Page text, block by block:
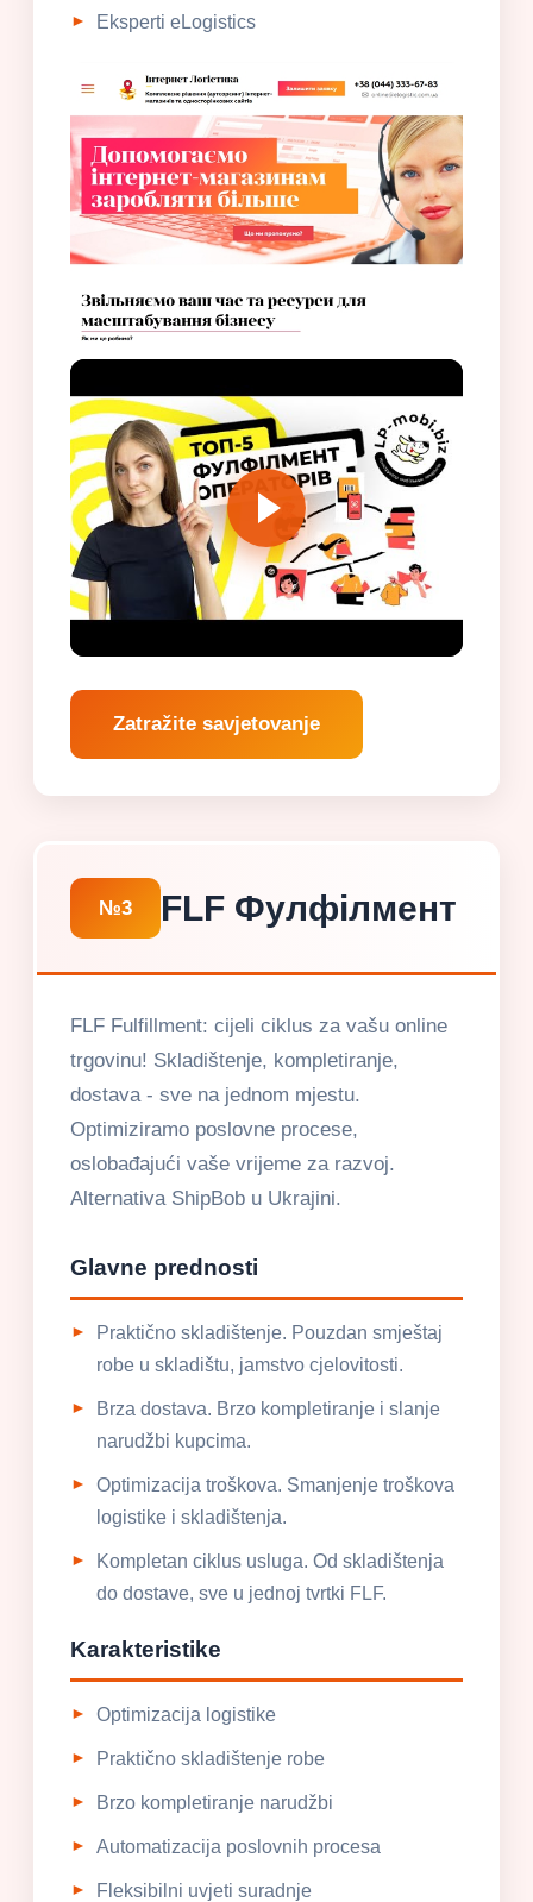
Eksperti eLogistics
Zatražite savjetovanje
№3 FLF Фулфілмент
FLF Fulfillment: cijeli ciklus za vašu online
trgovinu! Skladištenje, kompletiranje,
dostava - sve na jednom mjestu.
Optimiziramo poslovne procese,
oslobađajući vaše vrijeme za razvoj.
Alternativa ShipBob u Ukrajini.
Glavne prednosti
Praktično skladištenje. Pouzdan smještaj
robe u skladištu, jamstvo cjelovitosti.
Brza dostava. Brzo kompletiranje i slanje
narudžbi kupcima.
Optimizacija troškova. Smanjenje troškova
logistike i skladištenja.
Kompletan ciklus usluga. Od skladištenja
do dostave, sve u jednoj tvrtki FLF.
Karakteristike
Optimizacija logistike
Praktično skladištenje robe
Brzo kompletiranje narudžbi
Automatizacija poslovnih procesa
Fleksibilni uvjeti suradnje